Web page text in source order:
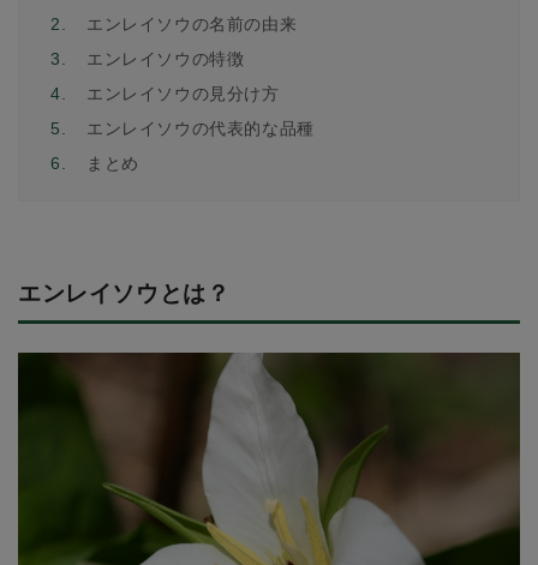
2.
エンレイソウの名前の由来
3.
エンレイソウの特徴
4.
エンレイソウの見分け方
5.
エンレイソウの代表的な品種
6.
まとめ
エンレイソウとは？